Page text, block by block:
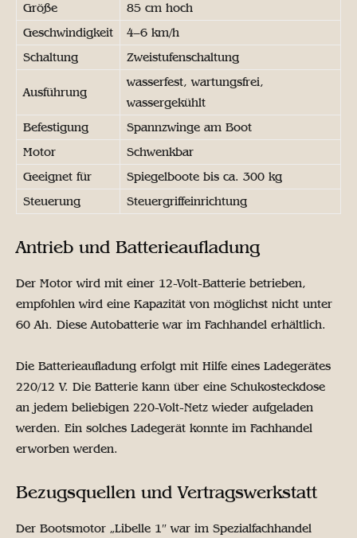
Größe
85 cm hoch
Geschwindigkeit
4–6 km/h
Schaltung
Zweistufenschaltung
Ausführung
wasserfest, wartungsfrei,
wassergekühlt
Befestigung
Spannzwinge am Boot
Motor
Schwenkbar
Geeignet für
Spiegelboote bis ca. 300 kg
Steuerung
Steuergriffeinrichtung
Antrieb und Batterieaufladung
Der Motor wird mit einer 12-Volt-Batterie betrieben,
empfohlen wird eine Kapazität von möglichst nicht unter
60 Ah. Diese Autobatterie war im Fachhandel erhältlich.
Die Batterieaufladung erfolgt mit Hilfe eines Ladegerätes
220/12 V. Die Batterie kann über eine Schukosteckdose
an jedem beliebigen 220-Volt-Netz wieder aufgeladen
werden. Ein solches Ladegerät konnte im Fachhandel
erworben werden.
Bezugsquellen und Vertragswerkstatt
Der Bootsmotor „Libelle 1″ war im Spezialfachhandel